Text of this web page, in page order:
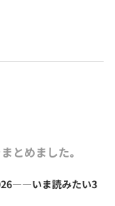
知見録」に定期的
とめました｡
いま読みたい3